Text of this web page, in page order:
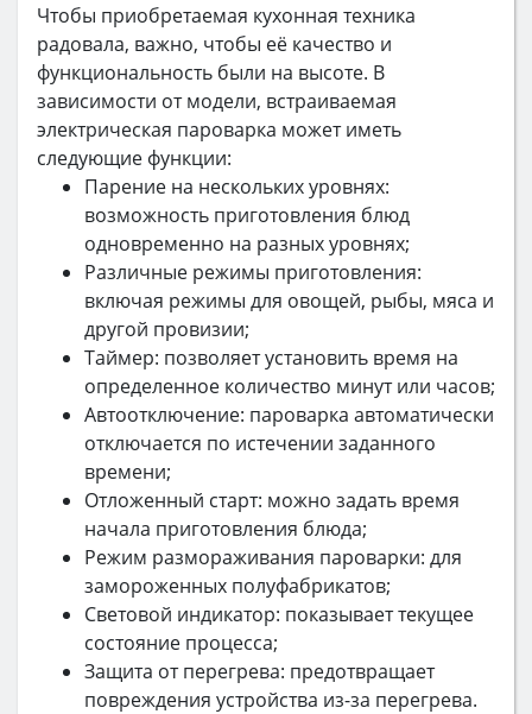
Чтобы приобретаемая кухонная техника
радовала, важно, чтобы её качество и
функциональность были на высоте. В
зависимости от модели, встраиваемая
электрическая пароварка может иметь
следующие функции:
Парение на нескольких уровнях:
возможность приготовления блюд
одновременно на разных уровнях;
Различные режимы приготовления:
включая режимы для овощей, рыбы, мяса и
другой провизии;
Таймер: позволяет установить время на
определенное количество минут или часов;
Автоотключение: пароварка автоматически
отключается по истечении заданного
времени;
Отложенный старт: можно задать время
начала приготовления блюда;
Режим размораживания пароварки: для
замороженных полуфабрикатов;
Световой индикатор: показывает текущее
состояние процесса;
Защита от перегрева: предотвращает
повреждения устройства из-за перегрева.